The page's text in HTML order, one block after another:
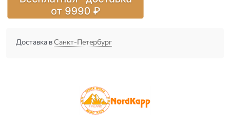
Доставка вСанкт-Петербург